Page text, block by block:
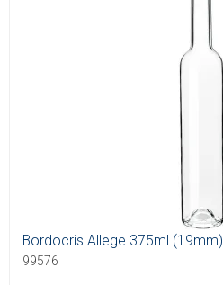
Bordocris Allege 375ml (19mm)
99576